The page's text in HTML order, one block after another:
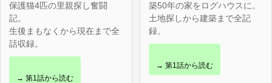
保護猫4匹の里親探し奮闘
記。
生後まもなくから現在まで全
話収録。
→ 第1話から読む
築50年の家をログハウスに。
土地探しから建築まで全記
録。
→ 第1話から読む